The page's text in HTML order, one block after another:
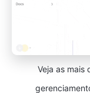
Veja as mais